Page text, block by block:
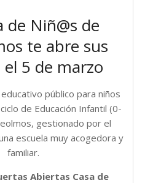
de Niñ@s de
te abre sus
5 de marzo
público para niños
de Educación Infantil (0-
gestionado por el
escuela muy acogedora y
familiar.
Abiertas Casa de